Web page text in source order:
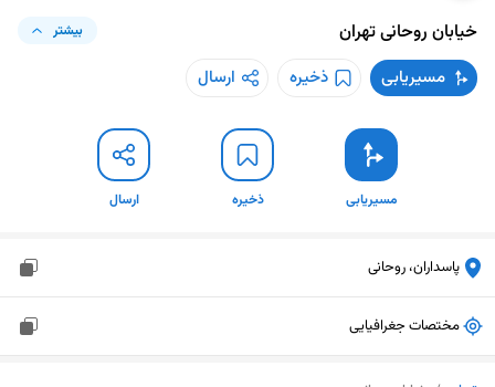
خیابان روحانیتهران بیشتر
مسیریابی ذخیره ارسال
مسیریابی ذخیره ارسال
پاسداران، روحانی
مختصات جغرافیایی